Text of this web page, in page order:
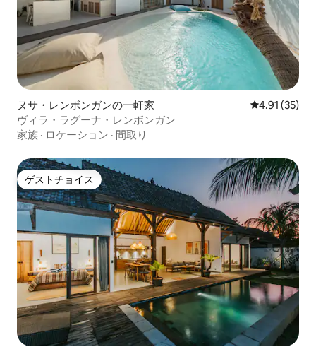
ヌサ・レンボンガンの一軒家 レビュー35
4.91 (35)
ヴィラ・ラグーナ・レンボンガン
家族 · ロケーション · 間取り
ゲストチョイス
ゲストチョイス